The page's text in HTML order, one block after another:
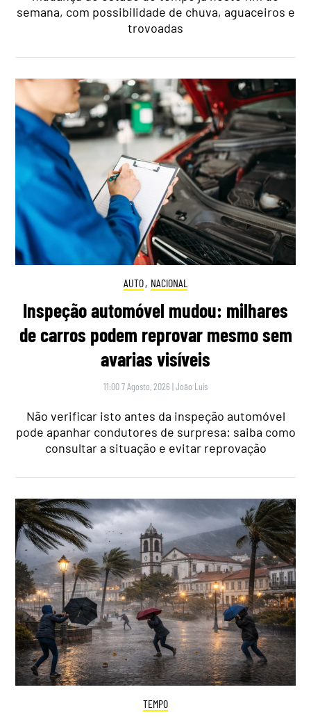
semana, com possibilidade de chuva, aguaceiros e
trovoadas
AUTO, NACIONAL
Inspeção automóvel mudou: milhares
de carros podem reprovar mesmo sem
avarias visíveis
11:00 7 Agosto, 2026 |João Luís
Não verificar isto antes da inspeção automóvel
pode apanhar condutores de surpresa: saiba como
consultar a situação e evitar reprovação
TEMPO